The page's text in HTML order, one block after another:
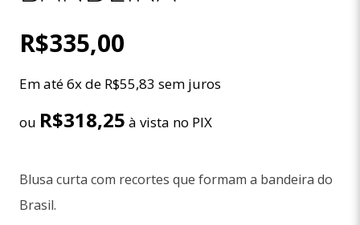
R$335,00
Em até 6x de R$55,83 sem juros
ou R$318,25 à vista no PIX
Blusa curta com recortes que formam a bandeira do
Brasil.